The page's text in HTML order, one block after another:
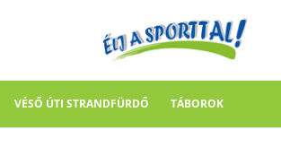
VÉSŐ ÚTI STRANDFÜRDŐ TÁBOROK